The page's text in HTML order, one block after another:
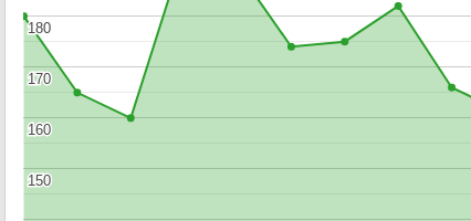
150
150
160
160
170
170
180
180